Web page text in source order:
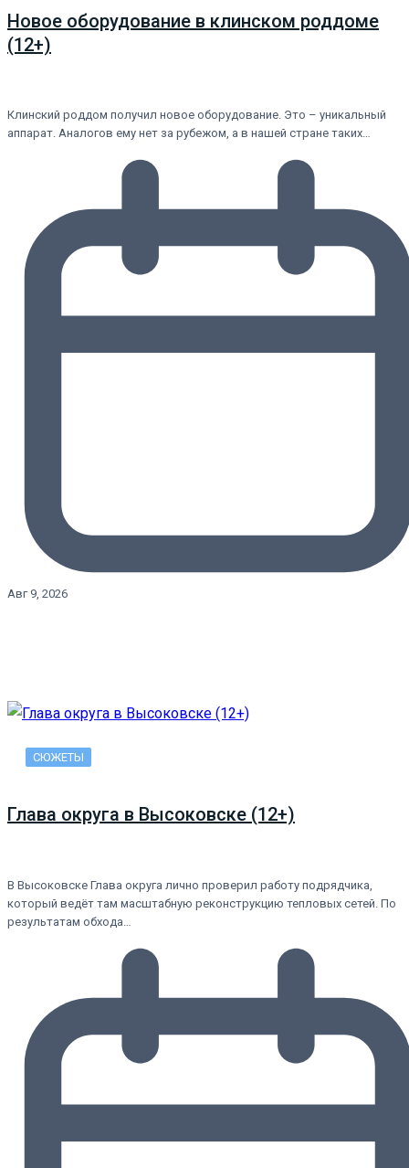
Новое оборудование в клинском роддоме
(12+)
Клинский роддом получил новое оборудование. Это – уникальный
аппарат. Аналогов ему нет за рубежом, а в нашей стране таких…
Авг 9, 2026
СЮЖЕТЫ
Глава округа в Высоковске (12+)
В Высоковске Глава округа лично проверил работу подрядчика,
который ведёт там масштабную реконструкцию тепловых сетей. По
результатам обхода…